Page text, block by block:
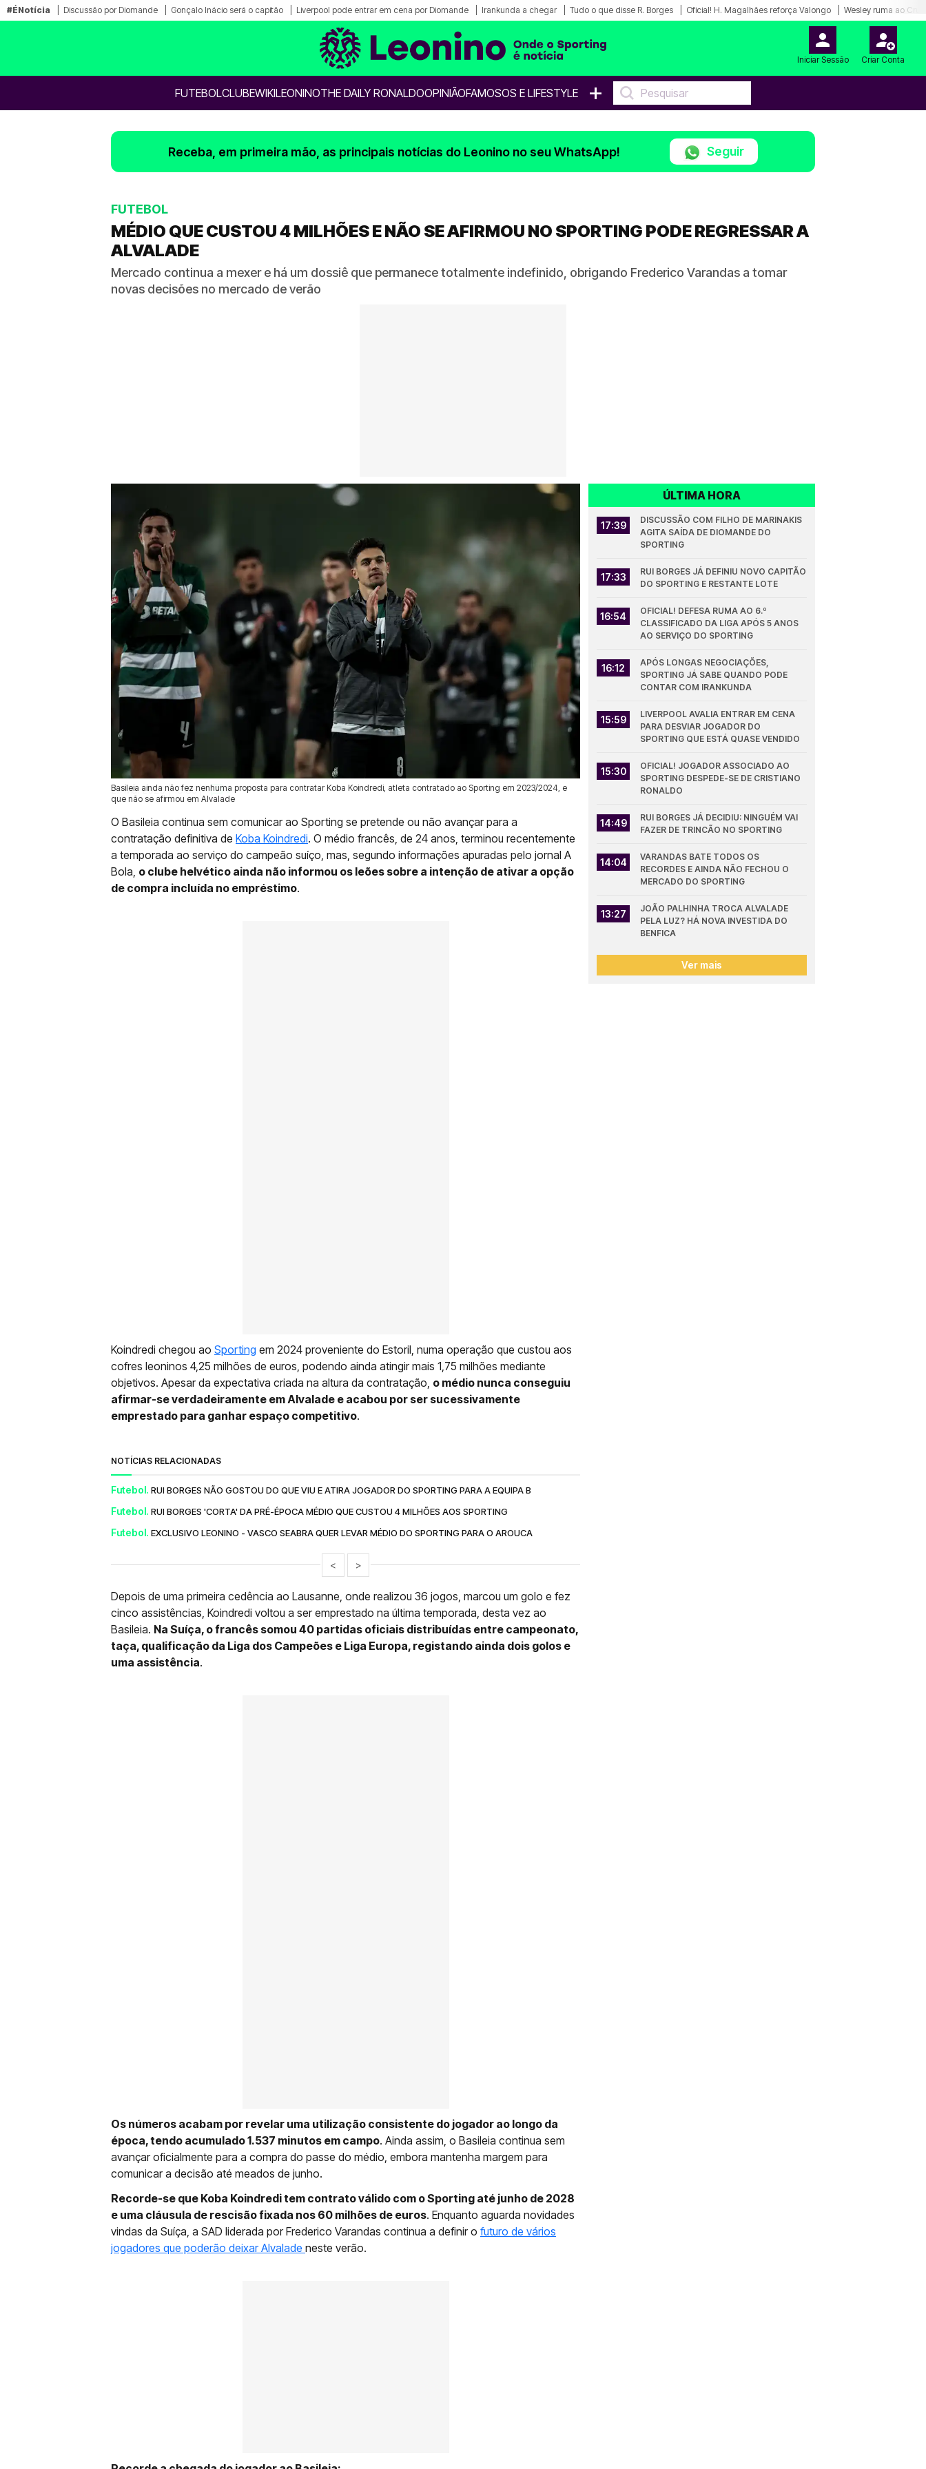
#ÉNotícia Discussão por Diomande Gonçalo Inácio será o capitão Liverpool pode entrar em cena por Diomande Irankunda a chegar Tudo o que disse R. Borges Oficial! H. Magalhães reforça Valongo Wesley ruma ao
Iniciar Sessão Criar Conta
FUTEBOLCLUBEWIKILEONINOTHE DAILY RONALDOOPINIÃOFAMOSOS E LIFESTYLE +
Receba, em primeira mão, as principais notícias do Leonino no seu WhatsApp! Seguir
FUTEBOL
MÉDIO QUE CUSTOU 4 MILHÕES E NÃO SE AFIRMOU NO SPORTING PODE REGRESSAR A
ALVALADE
Mercado continua a mexer e há um dossiê que permanece totalmente indefinido, obrigando Frederico Varandas a tomar
novas decisões no mercado de verão
Basileia ainda não fez nenhuma proposta para contratar Koba Koindredi, atleta contratado ao Sporting em 2023/2024, e
que não se afirmou em Alvalade
27 Mai 2026 | 13:35 | 0
O Basileia continua sem comunicar ao Sporting se pretende ou não avançar para a
contratação definitiva de Koba Koindredi. O médio francês, de 24 anos, terminou recentemente
a temporada ao serviço do campeão suíço, mas, segundo informações apuradas pelo jornal A
Bola, o clube helvético ainda não informou os leões sobre a intenção de ativar a opção
de compra incluída no empréstimo.
Koindredi chegou ao Sporting em 2024 proveniente do Estoril, numa operação que custou aos
cofres leoninos 4,25 milhões de euros, podendo ainda atingir mais 1,75 milhões mediante
objetivos. Apesar da expectativa criada na altura da contratação, o médio nunca conseguiu
afirmar-se verdadeiramente em Alvalade e acabou por ser sucessivamente
emprestado para ganhar espaço competitivo.
NOTÍCIAS RELACIONADAS
Futebol. RUI BORGES NÃO GOSTOU DO QUE VIU E ATIRA JOGADOR DO SPORTING PARA A EQUIPA B
Futebol. RUI BORGES 'CORTA' DA PRÉ-ÉPOCA MÉDIO QUE CUSTOU 4 MILHÕES AOS SPORTING
Futebol. EXCLUSIVO LEONINO - VASCO SEABRA QUER LEVAR MÉDIO DO SPORTING PARA O AROUCA
< >
Depois de uma primeira cedência ao Lausanne, onde realizou 36 jogos, marcou um golo e fez
cinco assistências, Koindredi voltou a ser emprestado na última temporada, desta vez ao
Basileia. Na Suíça, o francês somou 40 partidas oficiais distribuídas entre campeonato,
taça, qualificação da Liga dos Campeões e Liga Europa, registando ainda dois golos e
uma assistência.
Os números acabam por revelar uma utilização consistente do jogador ao longo da
época, tendo acumulado 1.537 minutos em campo. Ainda assim, o Basileia continua sem
avançar oficialmente para a compra do passe do médio, embora mantenha margem para
comunicar a decisão até meados de junho.
Recorde-se que Koba Koindredi tem contrato válido com o Sporting até junho de 2028
e uma cláusula de rescisão fixada nos 60 milhões de euros. Enquanto aguarda novidades
vindas da Suíça, a SAD liderada por Frederico Varandas continua a definir o futuro de vários
jogadores que poderão deixar Alvalade neste verão.
ÚLTIMA HORA
17:39
DISCUSSÃO COM FILHO DE MARINAKIS
AGITA SAÍDA DE DIOMANDE DO
SPORTING
17:33
RUI BORGES JÁ DEFINIU NOVO CAPITÃO
DO SPORTING E RESTANTE LOTE
16:54
OFICIAL! DEFESA RUMA AO 6.º
CLASSIFICADO DA LIGA APÓS 5 ANOS
AO SERVIÇO DO SPORTING
16:12
APÓS LONGAS NEGOCIAÇÕES,
SPORTING JÁ SABE QUANDO PODE
CONTAR COM IRANKUNDA
15:59
LIVERPOOL AVALIA ENTRAR EM CENA
PARA DESVIAR JOGADOR DO
SPORTING QUE ESTÁ QUASE VENDIDO
15:30
OFICIAL! JOGADOR ASSOCIADO AO
SPORTING DESPEDE-SE DE CRISTIANO
RONALDO
14:49
RUI BORGES JÁ DECIDIU: NINGUÉM VAI
FAZER DE TRINCÃO NO SPORTING
14:04
VARANDAS BATE TODOS OS
RECORDES E AINDA NÃO FECHOU O
MERCADO DO SPORTING
13:27
JOÃO PALHINHA TROCA ALVALADE
PELA LUZ? HÁ NOVA INVESTIDA DO
BENFICA
Ver mais